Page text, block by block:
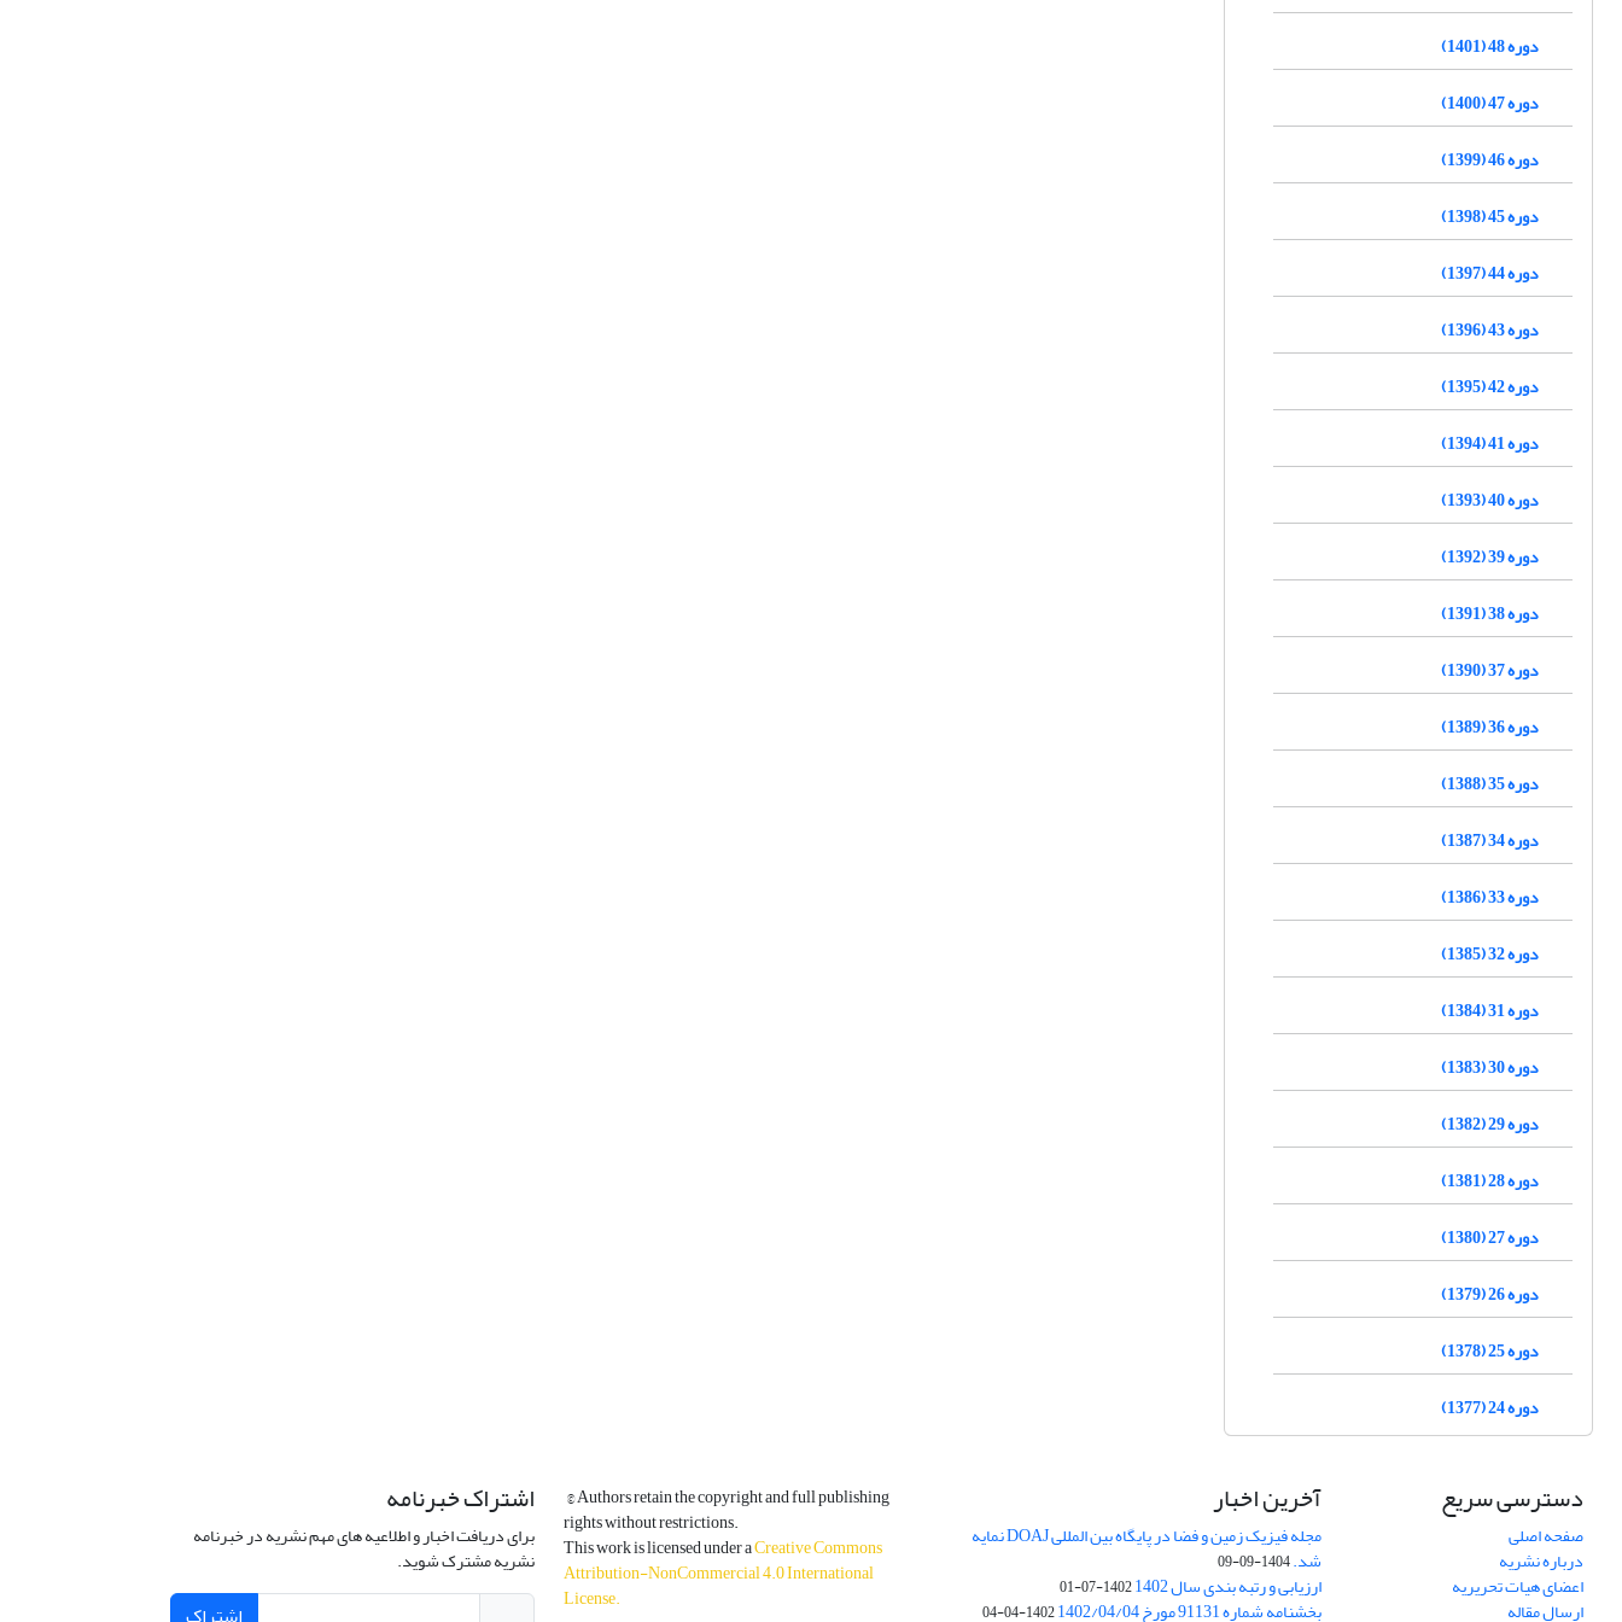
دوره 48 (1401)
دوره 47 (1400)
دوره 46 (1399)
دوره 45 (1398)
دوره 44 (1397)
دوره 43 (1396)
دوره 42 (1395)
دوره 41 (1394)
دوره 40 (1393)
دوره 39 (1392)
دوره 38 (1391)
دوره 37 (1390)
دوره 36 (1389)
دوره 35 (1388)
دوره 34 (1387)
دوره 33 (1386)
دوره 32 (1385)
دوره 31 (1384)
دوره 30 (1383)
دوره 29 (1382)
دوره 28 (1381)
دوره 27 (1380)
دوره 26 (1379)
دوره 25 (1378)
دوره 24 (1377)
دسترسی سریع
صفحه اصلی
درباره نشریه
اعضای هیات تحریریه
ارسال مقاله
آخرین اخبار
مجله فیزیک زمین و فضا در پایگاه بین المللی DOAJ نمایه
شد.1404-09-09
ارزیابی و رتبه بندی سال 1402 1402-07-01
بخشنامه شماره 91131 مورخ 1402/04/04 1402-04-04
© Authors retain the copyright and full publishing
rights without restrictions.
This work is licensed under aCreative Commons
Attribution-NonCommercial 4.0 International
License.
اشتراک خبرنامه
برای دریافت اخبار و اطلاعیه های مهم نشریه در خبرنامه
نشریه مشترک شوید.